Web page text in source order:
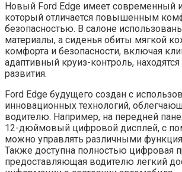
Новый Ford Edge имеет современный
который отличается повышенным
безопасностью. В салоне
материалы, а сиденья обиты мягкой
комфорта и безопасности, включая
адаптивный круиз-контроль,
развития.
Ford Edge будущего создан с
инновационных технологий,
водителю. Например, на передней
12-дюймовый цифровой дисплей, с
можно управлять различными
Также доступна полностью цифровая
предоставляющая водителю легкий